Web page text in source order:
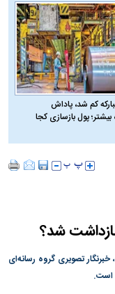
کم شد، پاداش
پول بازسازی کجا
شد؟
خبرنگار تصویری گروه رسانه‌ای